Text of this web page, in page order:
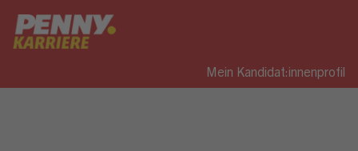
Mein Kandidat:innenprofil